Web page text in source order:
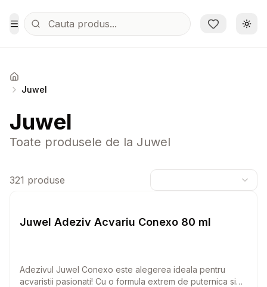
Sari la conținutul principal
Toggle Menu
Acasa
Juwel
Juwel
Toate produsele de la Juwel
321 produse
Setează alertă de preț pentru
Compară
Juwel Adeziv Acvariu Conexo 80 ml
Adezivul Juwel Conexo este alegerea ideala pentru
acvaristii pasionati! Cu o formula extrem de puternica si